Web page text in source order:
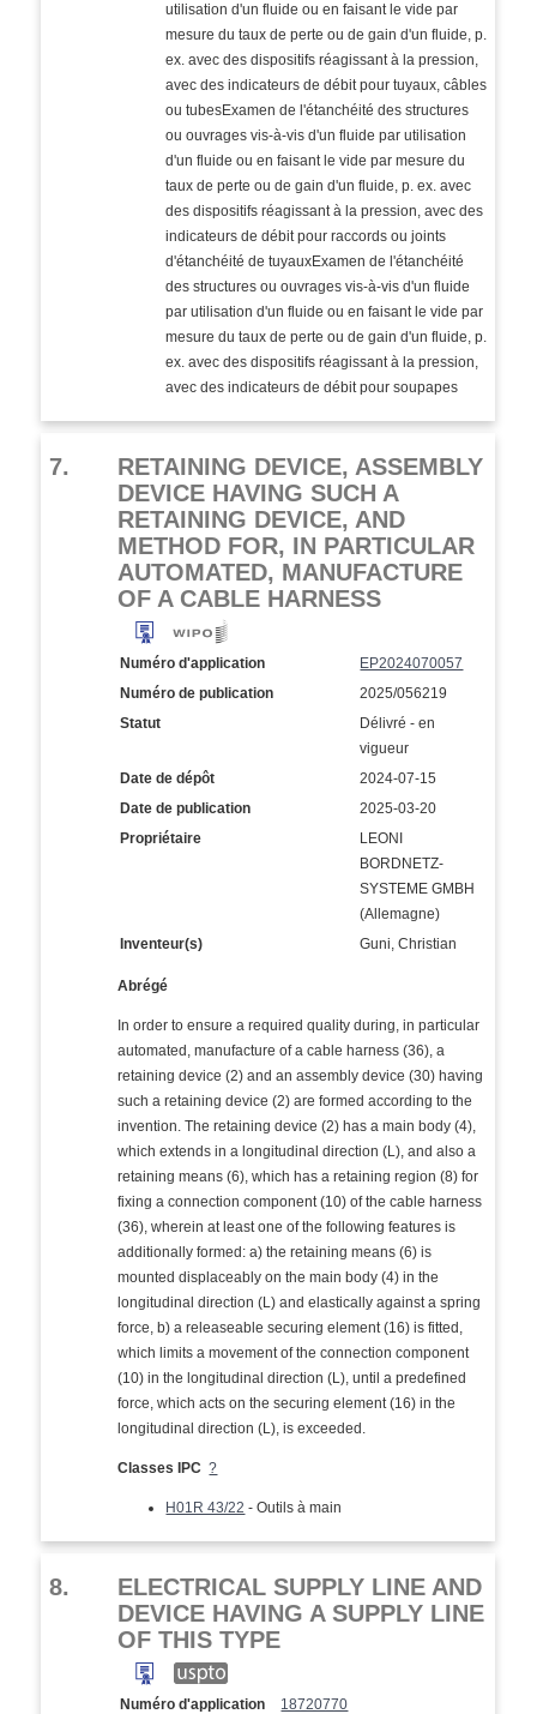
utilisation d'un fluide ou en faisant le vide par
mesure du taux de perte ou de gain d'un fluide, p.
ex. avec des dispositifs réagissant à la pression,
avec des indicateurs de débit pour tuyaux, câbles
ou tubesExamen de l'étanchéité des structures
ou ouvrages vis-à-vis d'un fluide par utilisation
d'un fluide ou en faisant le vide par mesure du
taux de perte ou de gain d'un fluide, p. ex. avec
des dispositifs réagissant à la pression, avec des
indicateurs de débit pour raccords ou joints
d'étanchéité de tuyauxExamen de l'étanchéité
des structures ou ouvrages vis-à-vis d'un fluide
par utilisation d'un fluide ou en faisant le vide par
mesure du taux de perte ou de gain d'un fluide, p.
ex. avec des dispositifs réagissant à la pression,
avec des indicateurs de débit pour soupapes
7.
RETAINING DEVICE, ASSEMBLY
DEVICE HAVING SUCH A
RETAINING DEVICE, AND
METHOD FOR, IN PARTICULAR
AUTOMATED, MANUFACTURE
OF A CABLE HARNESS
Numéro d'application
EP2024070057
Numéro de publication
2025/056219
Statut
Délivré - en
vigueur
Date de dépôt
2024-07-15
Date de publication
2025-03-20
Propriétaire
LEONI
BORDNETZ-
SYSTEME GMBH
(Allemagne)
Inventeur(s)
Guni, Christian
Abrégé
In order to ensure a required quality during, in particular
automated, manufacture of a cable harness (36), a
retaining device (2) and an assembly device (30) having
such a retaining device (2) are formed according to the
invention. The retaining device (2) has a main body (4),
which extends in a longitudinal direction (L), and also a
retaining means (6), which has a retaining region (8) for
fixing a connection component (10) of the cable harness
(36), wherein at least one of the following features is
additionally formed: a) the retaining means (6) is
mounted displaceably on the main body (4) in the
longitudinal direction (L) and elastically against a spring
force, b) a releaseable securing element (16) is fitted,
which limits a movement of the connection component
(10) in the longitudinal direction (L), until a predefined
force, which acts on the securing element (16) in the
longitudinal direction (L), is exceeded.
Classes IPC ?
H01R 43/22 - Outils à main
8.
ELECTRICAL SUPPLY LINE AND
DEVICE HAVING A SUPPLY LINE
OF THIS TYPE
Numéro d'application
18720770